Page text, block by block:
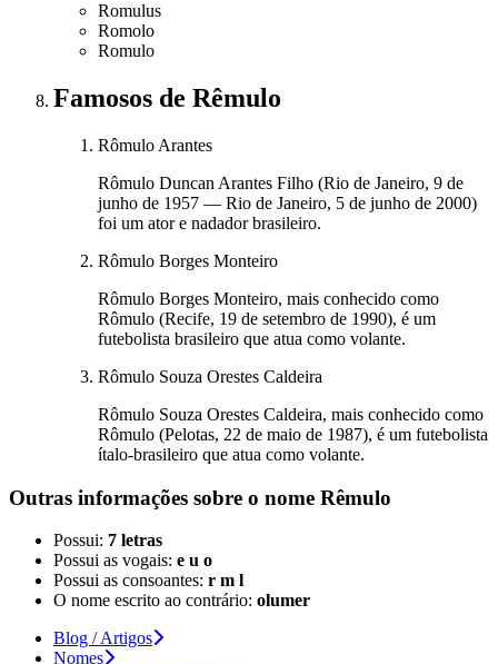
Romulus
Romolo
Romulo
Famosos de Rêmulo
Rômulo Arantes
Rômulo Duncan Arantes Filho (Rio de Janeiro, 9 de
junho de 1957 — Rio de Janeiro, 5 de junho de 2000)
foi um ator e nadador brasileiro.
Rômulo Borges Monteiro
Rômulo Borges Monteiro, mais conhecido como
Rômulo (Recife, 19 de setembro de 1990), é um
futebolista brasileiro que atua como volante.
Rômulo Souza Orestes Caldeira
Rômulo Souza Orestes Caldeira, mais conhecido como
Rômulo (Pelotas, 22 de maio de 1987), é um futebolista
ítalo-brasileiro que atua como volante.
Outras informações sobre o nome Rêmulo
Possui: 7 letras
Possui as vogais: e u o
Possui as consoantes: r m l
O nome escrito ao contrário: olumer
Blog / Artigos
Nomes